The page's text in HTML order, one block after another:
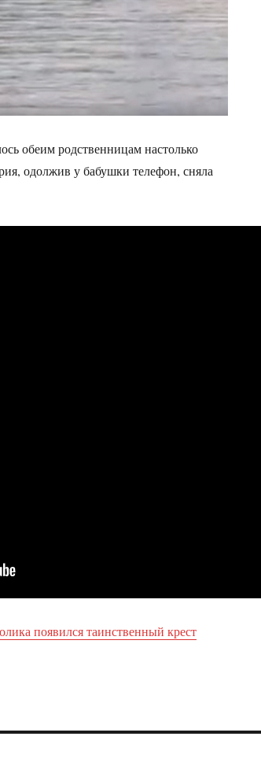
обеим родственницам настолько
одолжив у бабушки телефон, сняла
появился таинственный крест